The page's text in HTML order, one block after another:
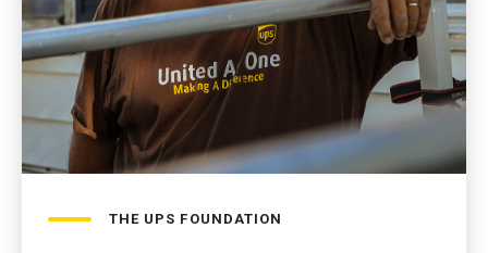
THE UPS FOUNDATION